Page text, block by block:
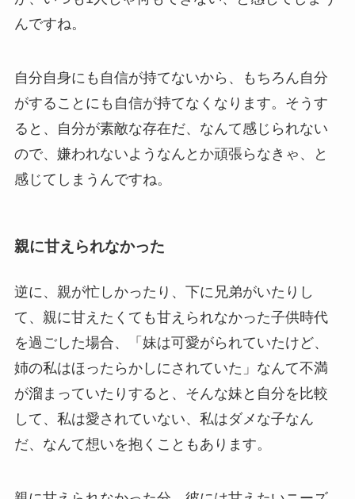
んですね。
自分自身にも自信が持てないから、もちろん自分
がすることにも自信が持てなくなります。そうす
ると、自分が素敵な存在だ、なんて感じられない
ので、嫌われないようなんとか頑張らなきゃ、と
感じてしまうんですね。
親に甘えられなかった
逆に、親が忙しかったり、下に兄弟がいたりし
て、親に甘えたくても甘えられなかった子供時代
を過ごした場合、「妹は可愛がられていたけど、
姉の私はほったらかしにされていた」なんて不満
が溜まっていたりすると、そんな妹と自分を比較
して、私は愛されていない、私はダメな子なん
だ、なんて想いを抱くこともあります。